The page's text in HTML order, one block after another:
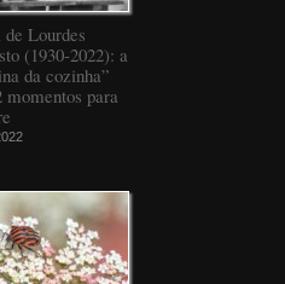
Lourdes
(1930-2022): a
da cozinha”
momentos para